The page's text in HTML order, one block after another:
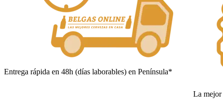
Entrega rápida en 48h (días laborables) en Península*
La mejor